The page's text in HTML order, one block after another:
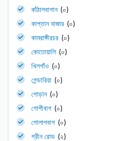
কাঁঠালবাগান (০)
কাপ্তান বাজার (০)
কামরাঙ্গীরচর (০)
কোতোয়ালি (০)
খিলগাঁও (০)
গেন্ডারিয়া (০)
গোড়ান (০)
গোপীবাগ (০)
গোলাপবাগ (০)
গ্রীন রোড (২)